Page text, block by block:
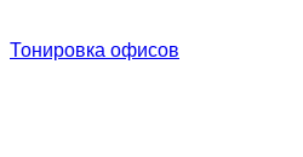
Тонировка офисов